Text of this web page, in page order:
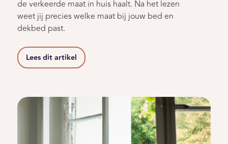
de verkeerde maat in huis haalt. Na het lezen
weet jij precies welke maat bij jouw bed en
dekbed past.
Lees dit artikel